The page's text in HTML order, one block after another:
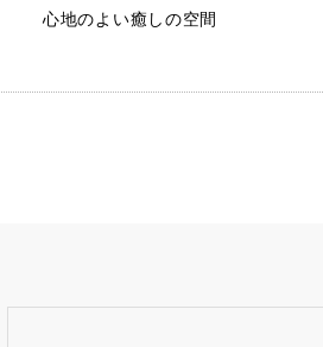
心地のよい癒しの空間